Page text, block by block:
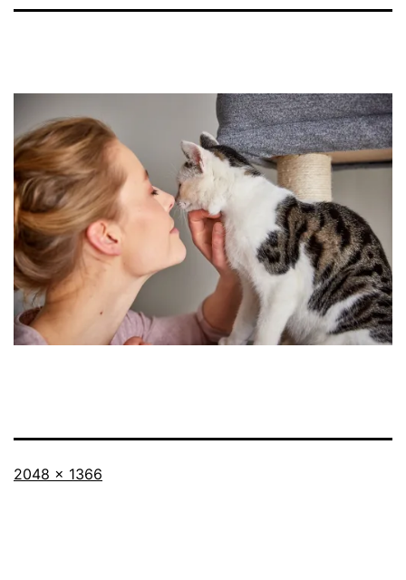
Originalgröße
2048 × 1366